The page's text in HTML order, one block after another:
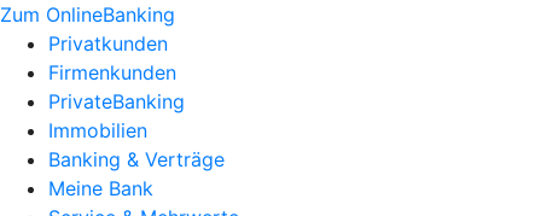
Zum OnlineBanking
Privatkunden
Firmenkunden
PrivateBanking
Immobilien
Banking & Verträge
Meine Bank